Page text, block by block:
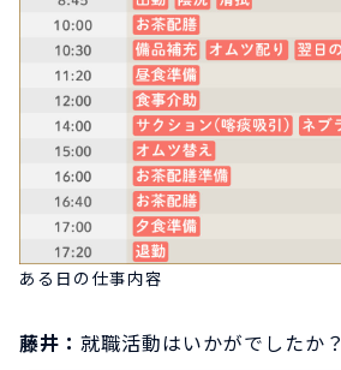
ある日の仕事内容
藤井： 就職活動はいかがでしたか？